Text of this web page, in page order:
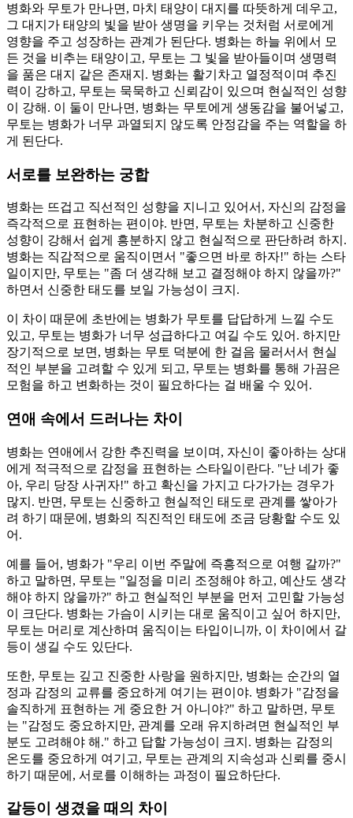
병화와 무토가 만나면, 마치 태양이 대지를 따뜻하게 데우고,
그 대지가 태양의 빛을 받아 생명을 키우는 것처럼 서로에게
영향을 주고 성장하는 관계가 된단다. 병화는 하늘 위에서 모
든 것을 비추는 태양이고, 무토는 그 빛을 받아들이며 생명력
을 품은 대지 같은 존재지. 병화는 활기차고 열정적이며 추진
력이 강하고, 무토는 묵묵하고 신뢰감이 있으며 현실적인 성향
이 강해. 이 둘이 만나면, 병화는 무토에게 생동감을 불어넣고,
무토는 병화가 너무 과열되지 않도록 안정감을 주는 역할을 하
게 된단다.
서로를 보완하는 궁합
병화는 뜨겁고 직선적인 성향을 지니고 있어서, 자신의 감정을
즉각적으로 표현하는 편이야. 반면, 무토는 차분하고 신중한
성향이 강해서 쉽게 흥분하지 않고 현실적으로 판단하려 하지.
병화는 직감적으로 움직이면서 "좋으면 바로 하자!" 하는 스타
일이지만, 무토는 "좀 더 생각해 보고 결정해야 하지 않을까?"
하면서 신중한 태도를 보일 가능성이 크지.
이 차이 때문에 초반에는 병화가 무토를 답답하게 느낄 수도
있고, 무토는 병화가 너무 성급하다고 여길 수도 있어. 하지만
장기적으로 보면, 병화는 무토 덕분에 한 걸음 물러서서 현실
적인 부분을 고려할 수 있게 되고, 무토는 병화를 통해 가끔은
모험을 하고 변화하는 것이 필요하다는 걸 배울 수 있어.
연애 속에서 드러나는 차이
병화는 연애에서 강한 추진력을 보이며, 자신이 좋아하는 상대
에게 적극적으로 감정을 표현하는 스타일이란다. "난 네가 좋
아, 우리 당장 사귀자!" 하고 확신을 가지고 다가가는 경우가
많지. 반면, 무토는 신중하고 현실적인 태도로 관계를 쌓아가
려 하기 때문에, 병화의 직진적인 태도에 조금 당황할 수도 있
어.
예를 들어, 병화가 "우리 이번 주말에 즉흥적으로 여행 갈까?"
하고 말하면, 무토는 "일정을 미리 조정해야 하고, 예산도 생각
해야 하지 않을까?" 하고 현실적인 부분을 먼저 고민할 가능성
이 크단다. 병화는 가슴이 시키는 대로 움직이고 싶어 하지만,
무토는 머리로 계산하며 움직이는 타입이니까, 이 차이에서 갈
등이 생길 수도 있단다.
또한, 무토는 깊고 진중한 사랑을 원하지만, 병화는 순간의 열
정과 감정의 교류를 중요하게 여기는 편이야. 병화가 "감정을
솔직하게 표현하는 게 중요한 거 아니야?" 하고 말하면, 무토
는 "감정도 중요하지만, 관계를 오래 유지하려면 현실적인 부
분도 고려해야 해." 하고 답할 가능성이 크지. 병화는 감정의
온도를 중요하게 여기고, 무토는 관계의 지속성과 신뢰를 중시
하기 때문에, 서로를 이해하는 과정이 필요하단다.
갈등이 생겼을 때의 차이